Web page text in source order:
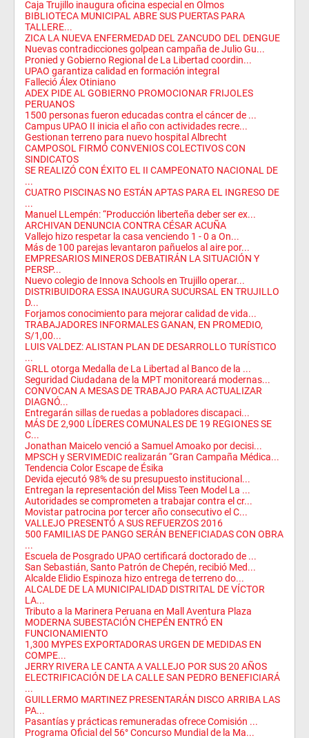
Caja Trujillo inaugura oficina especial en Olmos
BIBLIOTECA MUNICIPAL ABRE SUS PUERTAS PARA
TALLERE...
ZICA LA NUEVA ENFERMEDAD DEL ZANCUDO DEL DENGUE
Nuevas contradicciones golpean campaña de Julio Gu...
Pronied y Gobierno Regional de La Libertad coordin...
UPAO garantiza calidad en formación integral
Falleció Álex Otiniano
ADEX PIDE AL GOBIERNO PROMOCIONAR FRIJOLES
PERUANOS
1500 personas fueron educadas contra el cáncer de ...
Campus UPAO II inicia el año con actividades recre...
Gestionan terreno para nuevo hospital Albrecht
CAMPOSOL FIRMÓ CONVENIOS COLECTIVOS CON
SINDICATOS
SE REALIZÓ CON ÉXITO EL II CAMPEONATO NACIONAL DE
...
CUATRO PISCINAS NO ESTÁN APTAS PARA EL INGRESO DE
...
Manuel LLempén: “Producción liberteña deber ser ex...
ARCHIVAN DENUNCIA CONTRA CÉSAR ACUÑA
Vallejo hizo respetar la casa venciendo 1 - 0 a On...
Más de 100 parejas levantaron pañuelos al aire por...
EMPRESARIOS MINEROS DEBATIRÁN LA SITUACIÓN Y
PERSP...
Nuevo colegio de Innova Schools en Trujillo operar...
DISTRIBUIDORA ESSA INAUGURA SUCURSAL EN TRUJILLO
D...
Forjamos conocimiento para mejorar calidad de vida...
TRABAJADORES INFORMALES GANAN, EN PROMEDIO,
S/1,00...
LUIS VALDEZ: ALISTAN PLAN DE DESARROLLO TURÍSTICO
...
GRLL otorga Medalla de La Libertad al Banco de la ...
Seguridad Ciudadana de la MPT monitoreará modernas...
CONVOCAN A MESAS DE TRABAJO PARA ACTUALIZAR
DIAGNÓ...
Entregarán sillas de ruedas a pobladores discapaci...
MÁS DE 2,900 LÍDERES COMUNALES DE 19 REGIONES SE
C...
Jonathan Maicelo venció a Samuel Amoako por decisi...
MPSCH y SERVIMEDIC realizarán “Gran Campaña Médica...
Tendencia Color Escape de Ésika
Devida ejecutó 98% de su presupuesto institucional...
Entregan la representación del Miss Teen Model La ...
Autoridades se comprometen a trabajar contra el cr...
Movistar patrocina por tercer año consecutivo el C...
VALLEJO PRESENTÓ A SUS REFUERZOS 2016
500 FAMILIAS DE PANGO SERÁN BENEFICIADAS CON OBRA
...
Escuela de Posgrado UPAO certificará doctorado de ...
San Sebastián, Santo Patrón de Chepén, recibió Med...
Alcalde Elidio Espinoza hizo entrega de terreno do...
ALCALDE DE LA MUNICIPALIDAD DISTRITAL DE VÍCTOR
LA...
Tributo a la Marinera Peruana en Mall Aventura Plaza
MODERNA SUBESTACIÓN CHEPÉN ENTRÓ EN
FUNCIONAMIENTO
1,300 MYPES EXPORTADORAS URGEN DE MEDIDAS EN
COMPE...
JERRY RIVERA LE CANTA A VALLEJO POR SUS 20 AÑOS
ELECTRIFICACIÓN DE LA CALLE SAN PEDRO BENEFICIARÁ
...
GUILLERMO MARTINEZ PRESENTARÁN DISCO ARRIBA LAS
PA...
Pasantías y prácticas remuneradas ofrece Comisión ...
Programa Oficial del 56° Concurso Mundial de la Ma...